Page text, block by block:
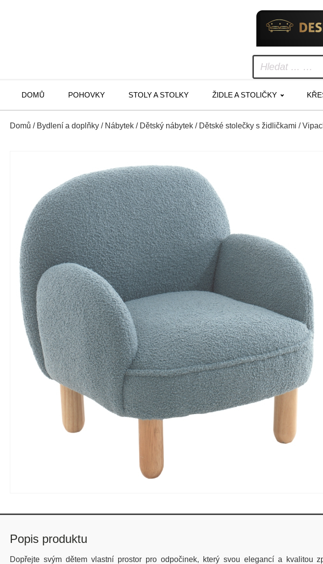
DOMŮ POHOVKY STOLY A STOLKY ŽIDLE A STOLIČKY
Domů / Bydlení a doplňky / Nábytek / Dětský nábytek / Dětské stolečky s židličkami /
Popis produktu
Dopřejte svým dětem vlastní prostor pro odpočinek, který svou elegancí a kvalitou